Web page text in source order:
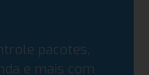
pacotes,
e mais com